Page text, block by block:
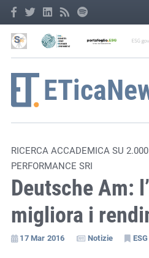
RICERCA ACCADEMICA SU
PERFORMANCE SRI
Deutsche Am:
migliora i
17 Mar 2016 Notizie